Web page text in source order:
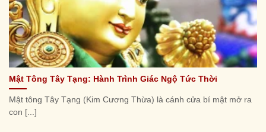
Mật Tông Tây Tạng: Hành Trình Giác Ngộ Tức Thời
Mật tông Tây Tạng (Kim Cương Thừa) là cánh cửa bí mật mở ra
con [...]